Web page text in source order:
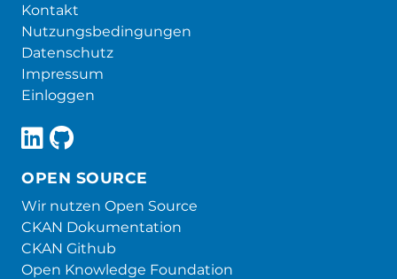
Kontakt
Nutzungsbedingungen
Datenschutz
Impressum
Einloggen
OPEN SOURCE
Wir nutzen Open Source
CKAN Dokumentation
CKAN Github
Open Knowledge Foundation